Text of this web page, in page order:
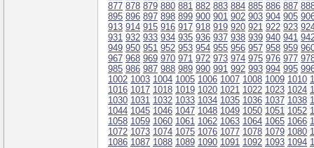
877 878 879 880 881 882 883 884 885 886 887
895 896 897 898 899 900 901 902 903 904 905
913 914 915 916 917 918 919 920 921 922 923
931 932 933 934 935 936 937 938 939 940 941
949 950 951 952 953 954 955 956 957 958 959
967 968 969 970 971 972 973 974 975 976 977
985 986 987 988 989 990 991 992 993 994 995
1002 1003 1004 1005 1006 1007 1008 1009 1010
1016 1017 1018 1019 1020 1021 1022 1023 1024
1030 1031 1032 1033 1034 1035 1036 1037 1038
1044 1045 1046 1047 1048 1049 1050 1051 1052
1058 1059 1060 1061 1062 1063 1064 1065 1066
1072 1073 1074 1075 1076 1077 1078 1079 1080
1086 1087 1088 1089 1090 1091 1092 1093 1094